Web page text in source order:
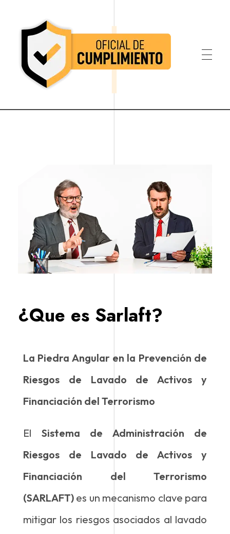
¿Que es Sarlaft?
La Piedra Angular en la Prevención de
Riesgos de Lavado de Activos y
Financiación del Terrorismo
El Sistema de Administración de
Riesgos de Lavado de Activos y
Financiación del Terrorismo
(SARLAFT) es un mecanismo clave para
mitigar los riesgos asociados al lavado